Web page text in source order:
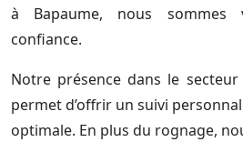
à Bapaume, nous sommes
confiance.
Notre présence dans le
permet d’offrir un suivi
optimale. En plus du rognage,